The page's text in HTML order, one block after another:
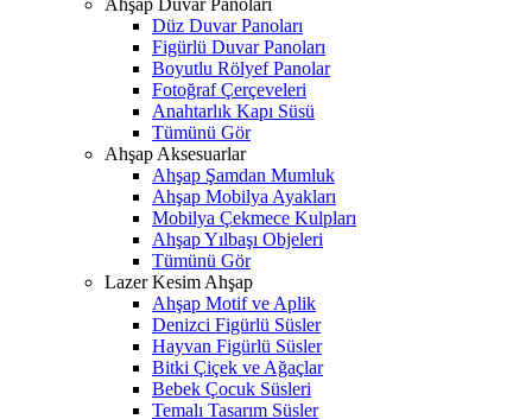
Ahşap Duvar Panoları
Düz Duvar Panoları
Figürlü Duvar Panoları
Boyutlu Rölyef Panolar
Fotoğraf Çerçeveleri
Anahtarlık Kapı Süsü
Tümünü Gör
Ahşap Aksesuarlar
Ahşap Şamdan Mumluk
Ahşap Mobilya Ayakları
Mobilya Çekmece Kulpları
Ahşap Yılbaşı Objeleri
Tümünü Gör
Lazer Kesim Ahşap
Ahşap Motif ve Aplik
Denizci Figürlü Süsler
Hayvan Figürlü Süsler
Bitki Çiçek ve Ağaçlar
Bebek Çocuk Süsleri
Temalı Tasarım Süsler